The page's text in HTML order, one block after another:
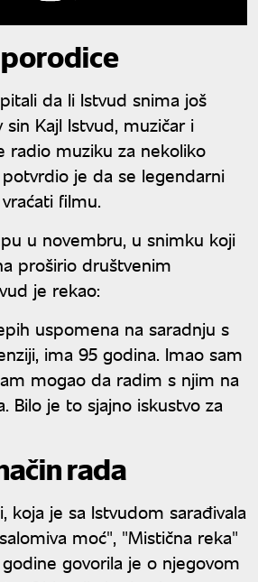
da li Istvud snima još
Kajl Istvud, muzičar i
radio muziku za nekoliko
je da se legendarni
filmu.
u novembru, u snimku koji
proširio društvenim
je rekao:
uspomena na saradnju s
ima 95 godina. Imao sam
mogao da radim s njim na
Bilo je to sjajno iskustvo za
rada
koja je sa Istvudom sarađivala
moć", "Mistična reka"
govorila je o njegovom